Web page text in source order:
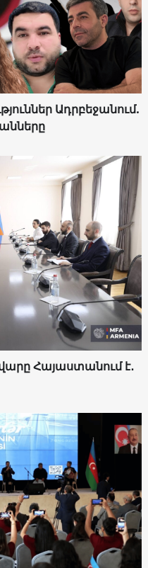
Ադրբեջանում.
Հայաստանում է․